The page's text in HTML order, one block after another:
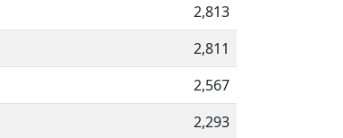
2,813
2,811
2,567
2,293